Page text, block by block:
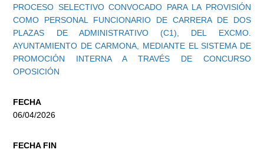
PROCESO SELECTIVO CONVOCADO PARA LA PROVISIÓN
COMO PERSONAL FUNCIONARIO DE CARRERA DE DOS
PLAZAS DE ADMINISTRATIVO (C1), DEL EXCMO.
AYUNTAMIENTO DE CARMONA, MEDIANTE EL SISTEMA DE
PROMOCIÓN INTERNA A TRAVÉS DE CONCURSO
OPOSICIÓN
FECHA
06/04/2026
FECHA FIN